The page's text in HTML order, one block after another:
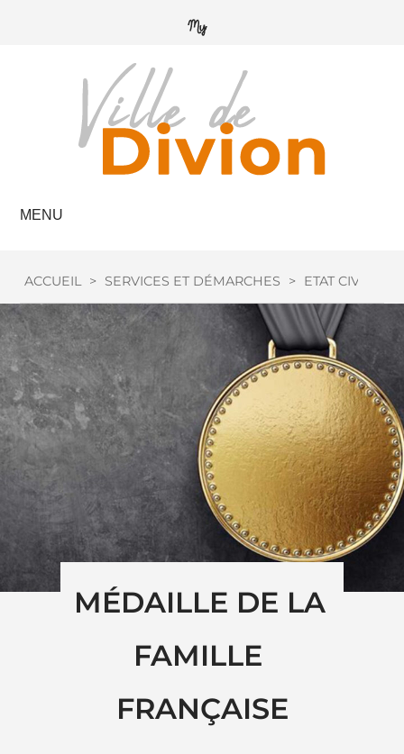
MENU
ACCUEIL > SERVICES ET DÉMARCHES > ETAT CIVIL
MÉDAILLE DE LA
FAMILLE
FRANÇAISE